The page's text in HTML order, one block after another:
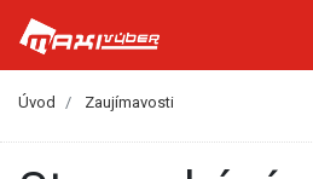
Úvod Zaujímavosti